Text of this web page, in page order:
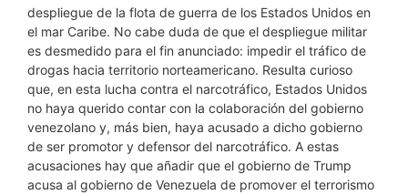
despliegue de la flota de guerra de los Estados Unidos en
el mar Caribe. No cabe duda de que el despliegue militar
es desmedido para el fin anunciado: impedir el tráfico de
drogas hacia territorio norteamericano. Resulta curioso
que, en esta lucha contra el narcotráfico, Estados Unidos
no haya querido contar con la colaboración del gobierno
venezolano y, más bien, haya acusado a dicho gobierno
de ser promotor y defensor del narcotráfico. A estas
acusaciones hay que añadir que el gobierno de Trump
acusa al gobierno de Venezuela de promover el terrorismo